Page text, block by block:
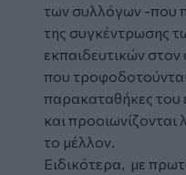
των συλλόγων -που
της συγκέντρωσης
εκπαιδευτικών στον
που
παρακαταθήκες του
και προοιωνίζονται
το μέλλον.
Ειδικότερα, με